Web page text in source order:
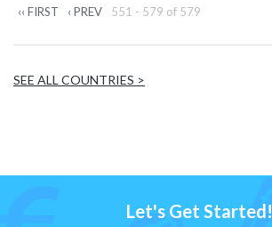
‹‹ FIRST ‹ PREV 551 - 579 of 579
SEE ALL COUNTRIES >
Let's Get Started!